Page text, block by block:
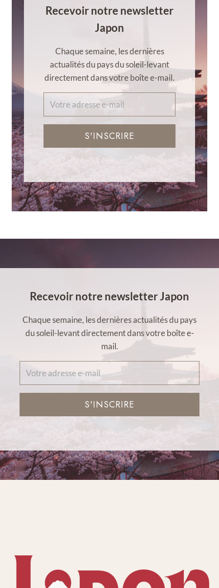
Recevoir notre newsletter
Japon
Chaque semaine, les dernières
actualités du pays du soleil-levant
directement dans votre boîte e-mail.
S'INSCRIRE
Recevoir notre newsletter Japon
Chaque semaine, les dernières actualités du pays
du soleil-levant directement dans votre boîte e-
mail.
S'INSCRIRE